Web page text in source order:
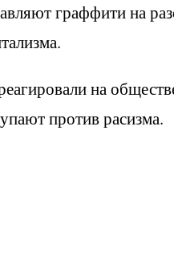
граффити на
на
против расизма.